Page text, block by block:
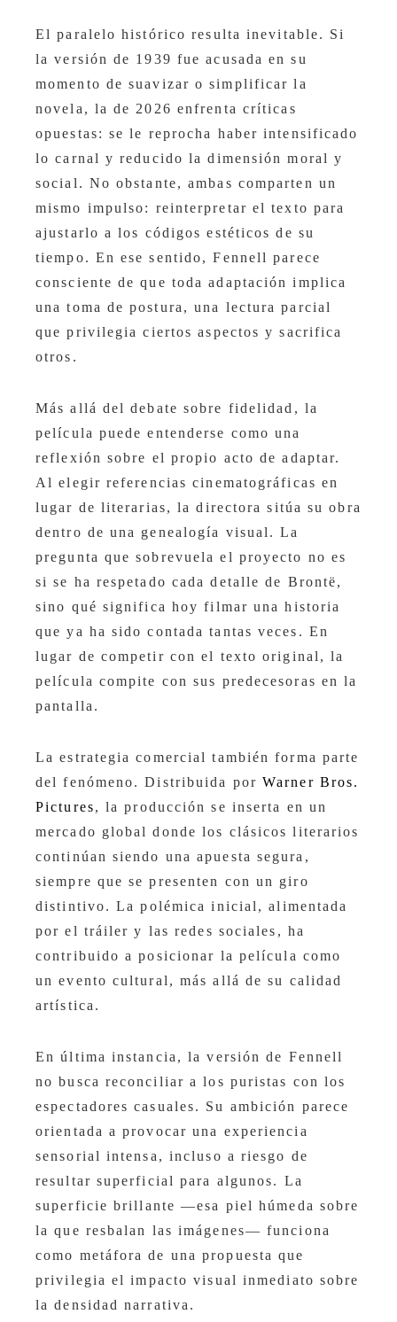
El paralelo histórico resulta inevitable. Si
la versión de 1939 fue acusada en su
momento de suavizar o simplificar la
novela, la de 2026 enfrenta críticas
opuestas: se le reprocha haber intensificado
lo carnal y reducido la dimensión moral y
social. No obstante, ambas comparten un
mismo impulso: reinterpretar el texto para
ajustarlo a los códigos estéticos de su
tiempo. En ese sentido, Fennell parece
consciente de que toda adaptación implica
una toma de postura, una lectura parcial
que privilegia ciertos aspectos y sacrifica
otros.
Más allá del debate sobre fidelidad, la
película puede entenderse como una
reflexión sobre el propio acto de adaptar.
Al elegir referencias cinematográficas en
lugar de literarias, la directora sitúa su obra
dentro de una genealogía visual. La
pregunta que sobrevuela el proyecto no es
si se ha respetado cada detalle de Brontë,
sino qué significa hoy filmar una historia
que ya ha sido contada tantas veces. En
lugar de competir con el texto original, la
película compite con sus predecesoras en la
pantalla.
La estrategia comercial también forma parte
del fenómeno. Distribuida porWarner Bros.
Pictures, la producción se inserta en un
mercado global donde los clásicos literarios
continúan siendo una apuesta segura,
siempre que se presenten con un giro
distintivo. La polémica inicial, alimentada
por el tráiler y las redes sociales, ha
contribuido a posicionar la película como
un evento cultural, más allá de su calidad
artística.
En última instancia, la versión de Fennell
no busca reconciliar a los puristas con los
espectadores casuales. Su ambición parece
orientada a provocar una experiencia
sensorial intensa, incluso a riesgo de
resultar superficial para algunos. La
superficie brillante —esa piel húmeda sobre
la que resbalan las imágenes— funciona
como metáfora de una propuesta que
privilegia el impacto visual inmediato sobre
la densidad narrativa.